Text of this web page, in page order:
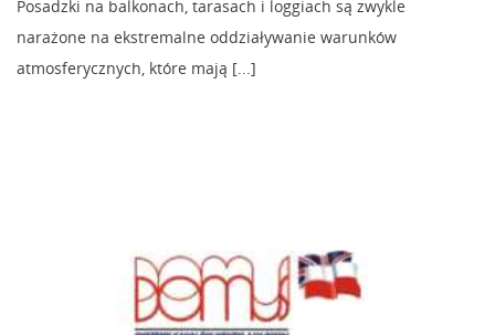
Posadzki na balkonach, tarasach i loggiach są zwykle
narażone na ekstremalne oddziaływanie warunków
atmosferycznych, które mają [...]